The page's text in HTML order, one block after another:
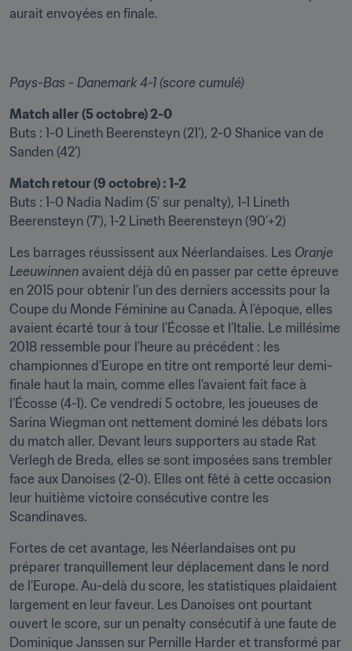
aurait envoyées en finale.
Pays-Bas - Danemark 4-1 (score cumulé)
Match aller (5 octobre) 2-0
Buts : 1-0 Lineth Beerensteyn (21’), 2-0 Shanice van de
Sanden (42’)
Match retour (9 octobre) : 1-2
Buts : 1-0 Nadia Nadim (5’ sur penalty), 1-1 Lineth
Beerensteyn (7’), 1-2 Lineth Beerensteyn (90’+2)
Les barrages réussissent aux Néerlandaises. Les Oranje
Leeuwinnen avaient déjà dû en passer par cette épreuve
en 2015 pour obtenir l’un des derniers accessits pour la
Coupe du Monde Féminine au Canada. À l’époque, elles
avaient écarté tour à tour l’Écosse et l’Italie. Le millésime
2018 ressemble pour l’heure au précédent : les
championnes d’Europe en titre ont remporté leur demi-
finale haut la main, comme elles l’avaient fait face à
l’Écosse (4-1). Ce vendredi 5 octobre, les joueuses de
Sarina Wiegman ont nettement dominé les débats lors
du match aller. Devant leurs supporters au stade Rat
Verlegh de Breda, elles se sont imposées sans trembler
face aux Danoises (2-0). Elles ont fêté à cette occasion
leur huitième victoire consécutive contre les
Scandinaves.
Fortes de cet avantage, les Néerlandaises ont pu
préparer tranquillement leur déplacement dans le nord
de l’Europe. Au-delà du score, les statistiques plaidaient
largement en leur faveur. Les Danoises ont pourtant
ouvert le score, sur un penalty consécutif à une faute de
Dominique Janssen sur Pernille Harder et transformé par